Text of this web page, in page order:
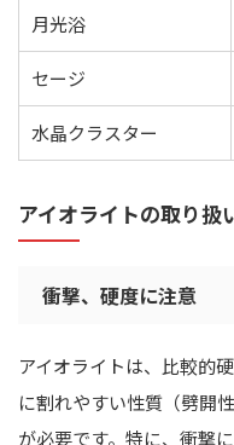
月光浴
セージ
水晶クラスター
アイオライトの取り扱
衝撃、硬度に注意
アイオライトは、比較的
に割れやすい性質（劈開
が必要です。特に、衝撃